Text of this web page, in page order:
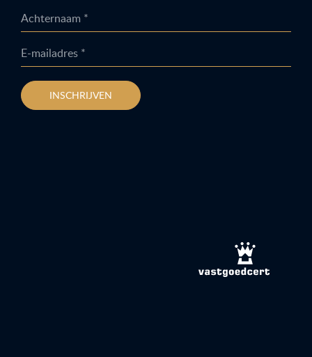
Achternaam *
E-mailadres *
INSCHRIJVEN